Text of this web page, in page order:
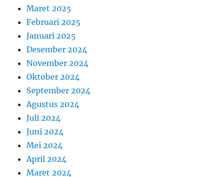
Maret 2025
Februari 2025
Januari 2025
Desember 2024
November 2024
Oktober 2024
September 2024
Agustus 2024
Juli 2024
Juni 2024
Mei 2024
April 2024
Maret 2024